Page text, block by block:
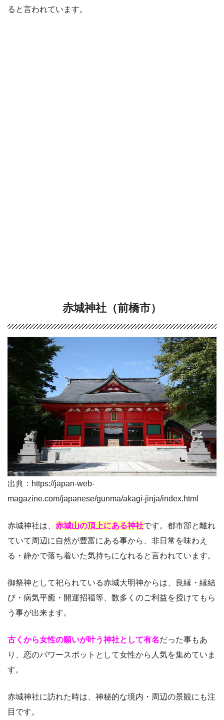
ると言われています。
赤城神社（前橋市）
出典：https://japan-web-
magazine.com/japanese/gunma/akagi-jinja/index.html
赤城神社は、 赤城山の頂上にある神社です。都市部と離れ
ていて周辺に自然が豊富にある事から、非日常を味わえ
る・静かで落ち着いた気持ちになれると言われています。
御祭神として祀られている赤城大明神からは、良縁・縁結
び・病気平癒・開運招福等、数多くのご利益を授けてもら
う事が出来ます。
古くから女性の願いが叶う神社として有名だった事もあ
り、恋のパワースポットとして女性から人気を集めていま
す。
赤城神社に訪れた時は、神秘的な境内・周辺の景観にも注
目です。